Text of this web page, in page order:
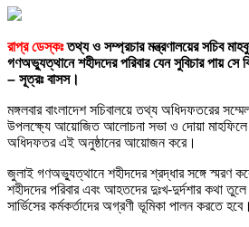
রাপ্র ডেস্কঃতথ্য ও সম্প্রচার মন্ত্রণালয়ের সচিব
গণঅভ্যুত্থানে শহীদদের পরিবার যেন সুবিচার পায় সে
– সূত্রঃ বাসস।
মঙ্গলবার বাংলাদেশ সচিবালয়ে তথ্য অধিদফতরের
উপলক্ষ্যে আয়োজিত আলোচনা সভা ও দোয়া
অধিদফতর এই অনুষ্ঠানের আয়োজন করে।
জুলাই গণঅভ্যুত্থানে শহীদদের শ্রদ্ধার সঙ্গে স্মরণ
শহীদদের পরিবার এবং আহতদের দুঃখ-দুর্দশার কথা
সার্ভিসের কর্মকর্তাদের অগ্রণী ভূমিকা পালন করতে হবে।